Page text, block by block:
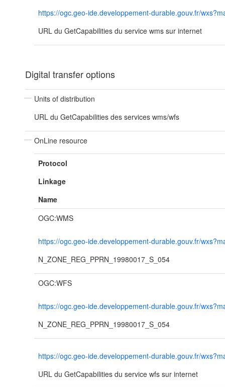
https://ogc.geo-ide.developpement-durable.gouv.fr/
URL du GetCapabilities du service wms sur internet
Digital transfer options
Units of distribution
URL du GetCapabilities des services wms/wfs
OnLine resource
Protocol
Linkage
Name
OGC:WMS
https://ogc.geo-ide.developpement-durable.gouv.fr/
N_ZONE_REG_PPRN_19980017_S_054
OGC:WFS
https://ogc.geo-ide.developpement-durable.gouv.fr/
N_ZONE_REG_PPRN_19980017_S_054
https://ogc.geo-ide.developpement-durable.gouv.fr/
URL du GetCapabilities du service wfs sur internet